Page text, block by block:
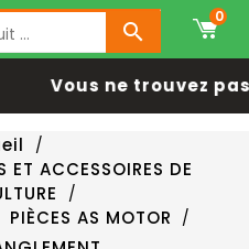

0
Vous ne trouvez
ET ACCESSOIRES DE
PIÈCES AS MOTOR